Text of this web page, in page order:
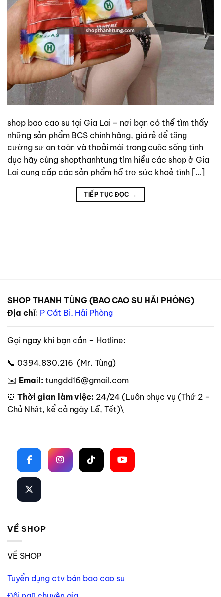
shop bao cao su tại Gia Lai – nơi bạn có thể tìm thấy
những sản phẩm BCS chính hãng, giá rẻ để tăng
cường sự an toàn và thoải mái trong cuộc sống tình
dục hãy cùng shopthanhtung tìm hiểu các shop ở Gia
Lai cung cấp các sản phẩm hỗ trợ sức khoẻ tình […]
TIẾP TỤC ĐỌC →
SHOP THANH TÙNG (BAO CAO SU HẢI PHÒNG)
Địa chỉ: P Cát Bi, Hải Phòng
Gọi ngay khi bạn cần – Hotline:
📞 0394.830.216 (Mr. Tùng)
✉️ Email: tungdd16@gmail.com
⏰ Thời gian làm việc: 24/24 (Luôn phục vụ (Thứ 2 –
Chủ Nhật, kể cả ngày Lễ, Tết)\
VỀ SHOP
VỀ SHOP
Tuyển dụng ctv bán bao cao su